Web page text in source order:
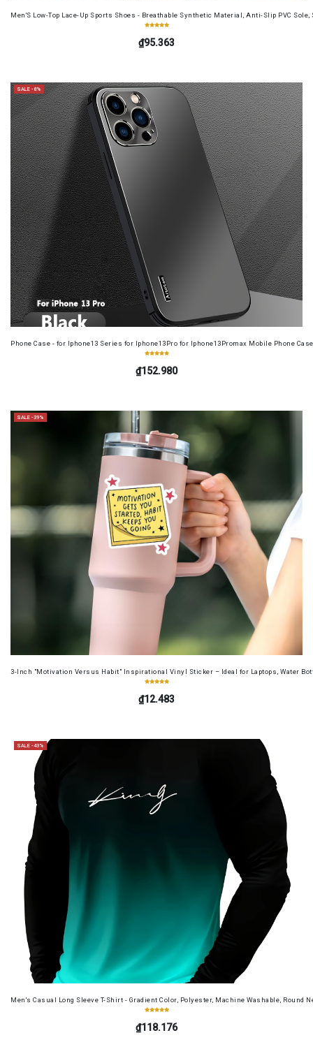
Men'S Low-Top Lace-Up Sports Shoes - Breathable Synthetic Material, Anti-Slip PVC
₫95.363
SALE -8%
Phone Case - for Iphone13 Series for Iphone13Pro for Iphone13Promax Mobile Phone
₫152.980
SALE -39%
3-Inch "Motivation Versus Habit" Inspirational Vinyl Sticker – Ideal for Laptops, Water
₫12.483
SALE -43%
Men's Casual Long Sleeve T-Shirt - Gradient Color, Polyester, Machine Washable, Round
₫118.176